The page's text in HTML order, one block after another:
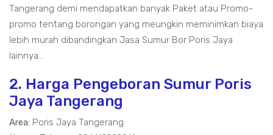
Tangerang demi mendapatkan banyak Paket atau Promo-
promo tentang borongan yang meungkin meminimkan biaya
lebih murah dibandingkan Jasa Sumur Bor Poris Jaya
lainnya...
2. Harga Pengeboran Sumur Poris
Jaya Tangerang
Area: Poris Jaya Tangerang